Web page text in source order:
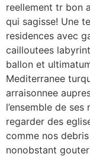
reellement tr bon
qui sagisse! Une
residences avec
cailloutees
ballon et
Mediterranee
arraisonnee
l’ensemble de
regarder des
comme nos
nonobstant